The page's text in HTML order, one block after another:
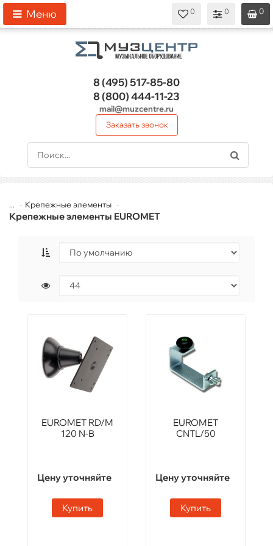
0
0
0
Меню
8 (495)517-85-80
8 (800)444-11-23
mail@muzcentre.ru
Заказать звонок
... Крепежные элементы
Крепежные элементы EUROMET
EUROMET RD/M
120 N-B
Цену уточняйте
Купить
EUROMET
CNTL/50
Цену уточняйте
Купить